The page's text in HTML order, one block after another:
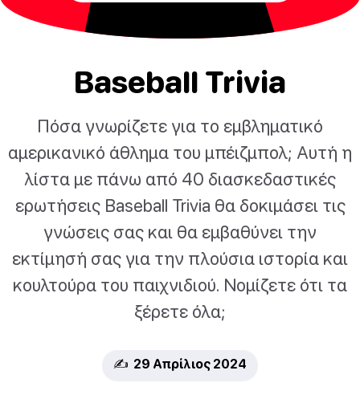
Baseball Trivia
Πόσα γνωρίζετε για το εμβληματικό
αμερικανικό άθλημα του μπέιζμπολ; Αυτή η
λίστα με πάνω από 40 διασκεδαστικές
ερωτήσεις Baseball Trivia θα δοκιμάσει τις
γνώσεις σας και θα εμβαθύνει την
εκτίμησή σας για την πλούσια ιστορία και
κουλτούρα του παιχνιδιού. Νομίζετε ότι τα
ξέρετε όλα;
✍️ 29 Απρίλιος 2024